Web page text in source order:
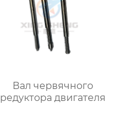
Вал червячного
редуктора двигателя